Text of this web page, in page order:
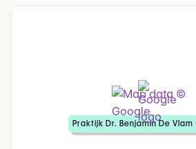
Praktijk Dr. Benjamin De